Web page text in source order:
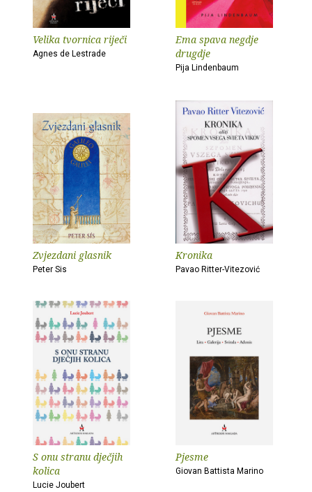
Velika tvornica riječi
Agnes de Lestrade
Ema spava negdje
drugdje
Pija Lindenbaum
Zvjezdani glasnik
Peter Sis
Kronika
Pavao Ritter-Vitezović
S onu stranu dječjih
kolica
Lucie Joubert
Pjesme
Giovan Battista Marino